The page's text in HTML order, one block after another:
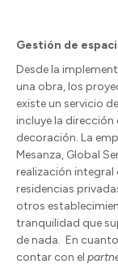
Gestión de
Desde la
una obra, los
existe un servicio
incluye la
decoración. La
Mesanza, Global
realización
residencias
otros
tranquilidad que
de nada. En
contar con el